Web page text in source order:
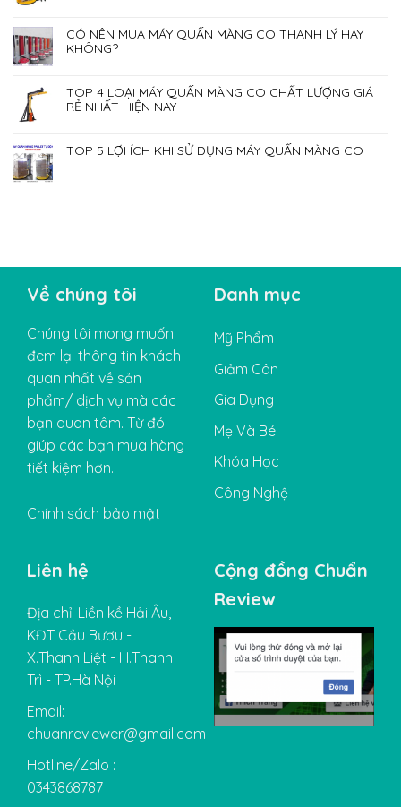
CÓ NÊN MUA MÁY QUẤN MÀNG CO THANH LÝ HAY
KHÔNG?
TOP 4 LOẠI MÁY QUẤN MÀNG CO CHẤT LƯỢNG GIÁ
RẺ NHẤT HIỆN NAY
TOP 5 LỢI ÍCH KHI SỬ DỤNG MÁY QUẤN MÀNG CO
Về chúng tôi
Chúng tôi mong muốn
đem lại thông tin khách
quan nhất về sản
phẩm/ dịch vụ mà các
bạn quan tâm. Từ đó
giúp các bạn mua hàng
tiết kiệm hơn.
Chính sách bảo mật
Danh mục
Mỹ Phẩm
Giảm Cân
Gia Dụng
Mẹ Và Bé
Khóa Học
Công Nghệ
Liên hệ
Địa chỉ: Liền kề Hải Âu,
KĐT Cầu Bươu -
X.Thanh Liệt - H.Thanh
Trì - TP.Hà Nội
Email:
chuanreviewer@gmail.com
Hotline/Zalo :
0343868787
Cộng đồng Chuẩn
Review